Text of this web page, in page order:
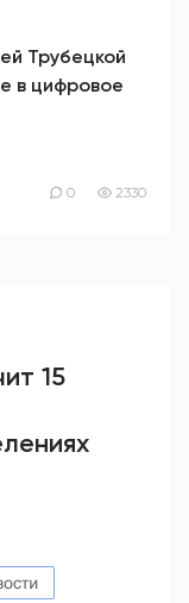
Трубецкой
в цифровое
0 2330
15